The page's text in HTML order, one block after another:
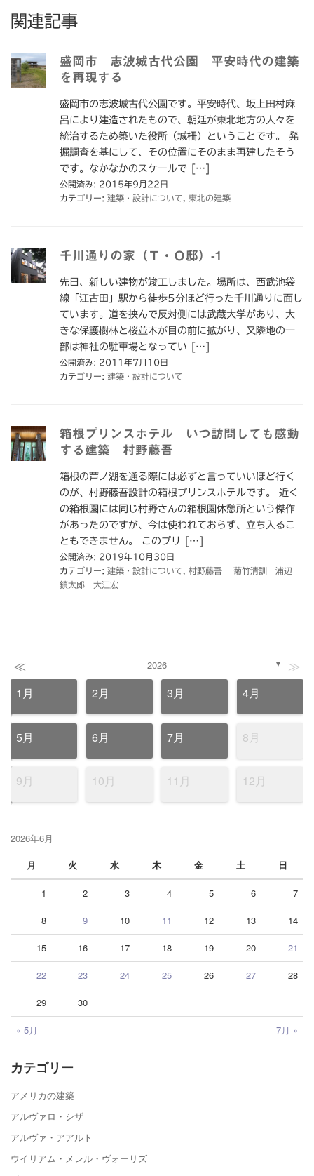
関連記事
盛岡市 志波城古代公園 平安時代の建築
を再現する
盛岡市の志波城古代公園です。平安時代、坂上田村麻
呂により建造されたもので、朝廷が東北地方の人々を
統治するため築いた役所（城柵）ということです。 発
掘調査を基にして、その位置にそのまま再建したそう
です。なかなかのスケールで […]
公開済み: 2015年9月22日
カテゴリー: 建築・設計について 東北の建築
千川通りの家（Ｔ・Ｏ邸）-1
先日、新しい建物が竣工しました。場所は、西武池袋
線「江古田」駅から徒歩5分ほど行った千川通りに面し
ています。道を挟んで反対側には武蔵大学があり、大
きな保護樹林と桜並木が目の前に拡がり、又隣地の一
部は神社の駐車場となってい […]
公開済み: 2011年7月10日
カテゴリー: 建築・設計について
箱根プリンスホテル いつ訪問しても感動
する建築 村野藤吾
箱根の芦ノ湖を通る際には必ずと言っていいほど行く
のが、村野藤吾設計の箱根プリンスホテルです。 近く
の箱根園には同じ村野さんの箱根園休憩所という傑作
があったのですが、今は使われておらず、立ち入るこ
ともできません。 このプリ […]
公開済み: 2019年10月30日
カテゴリー: 建築・設計について
村野藤吾 菊竹清訓 浦辺
鎮太郎 大江宏
≪ 2026 ▼ ≫
1月 2月 3月 4月
5月 6月 7月 8月
9月 10月 11月 12月
2026年6月
月
火 水 木 金 土 日
« 5月 7月 »
1 2 3 4 5 6 7
8 9 10 11 12 13 14
15 16 17 18 19 20 21
22 23 24 25 26 27 28
29 30
カテゴリー
アメリカの建築
アルヴァロ・シザ
アルヴァ・アアルト
ウイリアム・メレル・ヴォーリズ